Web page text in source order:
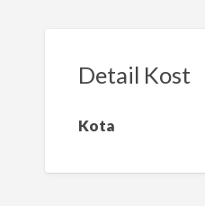
a
m
Detail Kost
Kota